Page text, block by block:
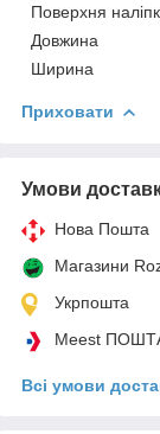
Поверхня
Довжина
Ширина
Приховати
Умови
Нова Пошта
Магазини
Укрпошта
Meest
Всі умови